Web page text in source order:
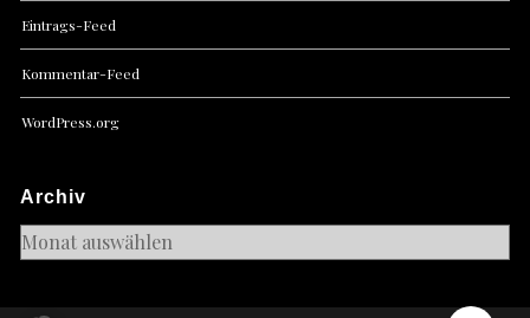
Eintrags-Feed
Kommentar-Feed
WordPress.org
Archiv
Archiv